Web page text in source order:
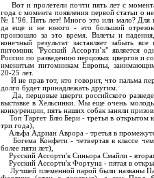
Вот и пролетели почти пять лет с
года с момента появления первой статьи о
№ 1’96. Пять лет! Много это или мало? Для
да еще и не юного - это большой
произошло за это время. Взлеты и
конечный результат заставляет забыть
питомник "Русский Ассорти’к" является
России по разведению перцовых цвергов и
именитым питомникам Европы,
20-25 лет.
И не прав тот, кто говорит, что пальма
долго будет принадлежать другим.
Да, перцовые цверги российского
выставке в Хельсинки. Мы еще очень
конкуренции, пять наших собак заняли
Топ Таргет Блю Бери - третья в открытом
три года),
Альфа Адриан Аврора - третья в
Богема Конфети - четвертая в классе
более пяти лет),
Русский Ассорти'к Синьора Смайли -
Русский Ассорти'к Фортуна - пятая в
Лучшей племенной парой были названы